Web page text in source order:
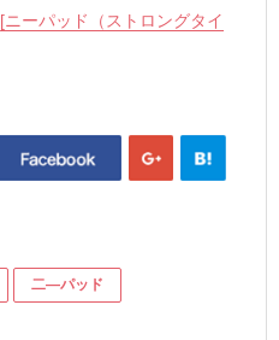
[ニーパッド（ストロングタイ
二―パッド